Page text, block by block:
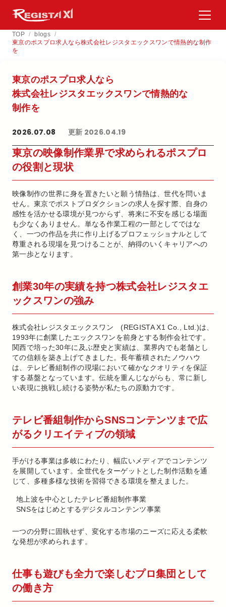
TOP / blogs /
東京のポスプロ求人なら株式会社レジスタエックスワンで情熱的な制作
を
東京の​ポスプロ求人なら​
株式会社レジスタエックスワンで​情熱的な​
制作を​
2026.07.08 更新 2026.04.19
東京の映像制作業界で求められるポスプロ
の役割と現状
映像制作の世界に身を置きたいと願う情熱は、世代を問いま
せん。東京でポストプロダクションの求人を探す際、自身の
感性を活かせる環境が見つからず、将来に不安を感じる場面
も少なくありません。単なる作業工程の一部としてではな
く、一つの作品を共に作り上げるプロフェッショナルとして
尊重される現場を見つけることが、納得のいくキャリアへの
第一歩となります。
創業30年の実績を持つ株式会社レジスタエ
ックスワンの強み
株式会社レジスタエックスワン (REGISTA X1 Co., Ltd.)は、
1993年に創業したエックスワンを前身とする制作会社です。
関西で培った30年に及ぶ歴史と実績は、業界内でも老舗とし
ての信頼を築き上げてきました。長年蓄積されたノウハウ
は、テレビ番組制作の現場において確かなクオリティを保証
する基盤となっています。伝統を重んじながらも、常に新し
い表現に挑戦し続ける姿勢が私たちの原動力です。
テレビ番組制作からSNSコンテンツまで広
がるクリエイティブの領域
手がける事業は多岐にわたり、幅広いメディアでコンテンツ
を展開しています。全世代をターゲットとした制作活動を通
じて、多種多様な技術を習得できる環境を整えました。
地上波を中心としたテレビ番組制作事業
SNSをはじめとするデジタルコンテンツ事業
一つの分野に固執せず、変化する市場のニーズに応える柔軟
な発想が求められます。
仕事も遊びも全力で楽しむプロ集団として
の働き方